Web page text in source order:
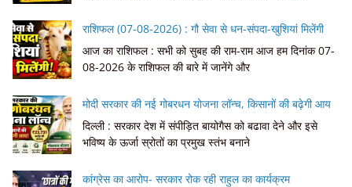
राशिफल (07-08-2026) : गौ सेवा से धन-संपदा-खुशियां मिलेंगी
आज का राशिफल : सभी को सुबह की राम-राम आज हम दिनांक 07-
08-2026 के राशिफल की बारे में जानेंगे और
मोदी सरकार की नई गोबरधन योजना लॉन्च, किसानों की बढ़ेगी आय
दिल्ली : सरकार देश में संपीड़ित बायोगैस को बढावा देने और इसे
भविष्य के ऊर्जा स्रोतों का प्रमुख स्तंभ बनाने
कांग्रेस का आरोप- सरकार रोक रही राहुल का कार्यक्रम